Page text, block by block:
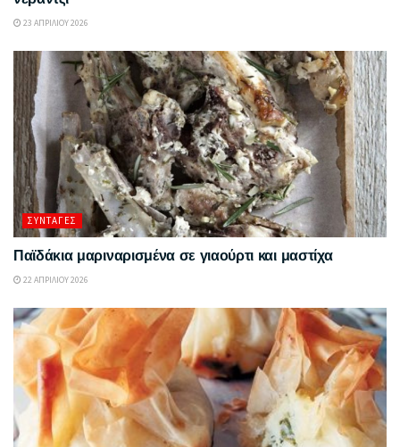
23 ΑΠΡΙΛΊΟΥ 2026
ΣΥΝΤΑΓΈΣ
Παϊδάκια μαριναρισμένα σε γιαούρτι και μαστίχα
22 ΑΠΡΙΛΊΟΥ 2026